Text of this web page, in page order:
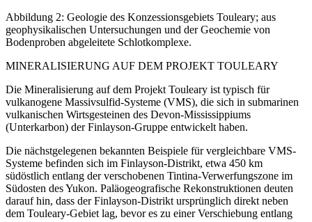
Abbildung 2: Geologie des Konzessionsgebiets Touleary; aus
geophysikalischen Untersuchungen und der Geochemie von
Bodenproben abgeleitete Schlotkomplexe.
MINERALISIERUNG AUF DEM PROJEKT TOULEARY
Die Mineralisierung auf dem Projekt Touleary ist typisch für
vulkanogene Massivsulfid-Systeme (VMS), die sich in submarinen
vulkanischen Wirtsgesteinen des Devon-Mississippiums
(Unterkarbon) der Finlayson-Gruppe entwickelt haben.
Die nächstgelegenen bekannten Beispiele für vergleichbare VMS-
Systeme befinden sich im Finlayson-Distrikt, etwa 450 km
südöstlich entlang der verschobenen Tintina-Verwerfungszone im
Südosten des Yukon. Paläogeografische Rekonstruktionen deuten
darauf hin, dass der Finlayson-Distrikt ursprünglich direkt neben
dem Touleary-Gebiet lag, bevor es zu einer Verschiebung entlang